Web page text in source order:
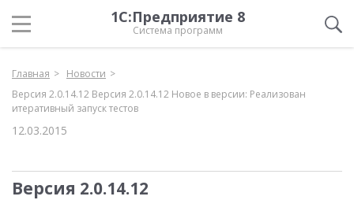
1С:Предприятие 8
Система программ
Главная
Новости
Версия 2.0.14.12 Версия 2.0.14.12 Новое в версии: Реализован
итеративный запуск тестов
12.03.2015
Версия 2.0.14.12